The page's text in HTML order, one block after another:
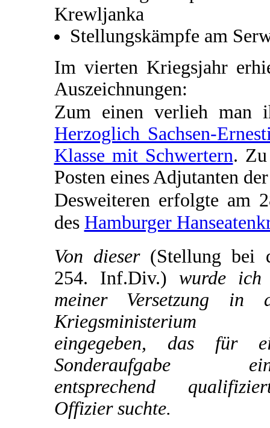
Krewljanka
Stellungskämpfe am
Im vierten Kriegsjahr
Auszeichnungen:
Zum einen verlieh
Herzoglich Sachsen-
Klasse mit Schwertern. Zu
Posten eines Adjutanten
Desweiteren erfolgte am
des Hamburger
Von dieser (Stellung bei
254. Inf.Div.) wurde ich
meiner Versetzung in
Kriegsministerium
eingegeben, das für
Sonderaufgabe
entsprechend
Offizier suchte.